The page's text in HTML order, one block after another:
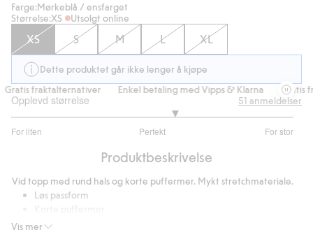
Farge:Mørkeblå / ensfarget
Størrelse:XS Utsolgt online
XS S M L XL
Dette produktet går ikke lenger å kjøpe
fraktalternativer
Enkel betaling med Vipps & Klarna Gratis
Opplevd størrelse
For liten Perfekt For stor
av
38
stemmer
51 anmeldelser
Produktbeskrivelse
Vis mer
Vid topp med rund hals og korte puffermer. Mykt stretchmateriale.
Løs passform
Rund hals